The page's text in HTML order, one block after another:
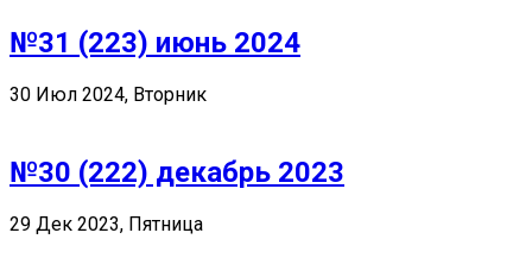
№31 (223) июнь 2024
30 Июл 2024, Вторник
№30 (222) декабрь 2023
29 Дек 2023, Пятница